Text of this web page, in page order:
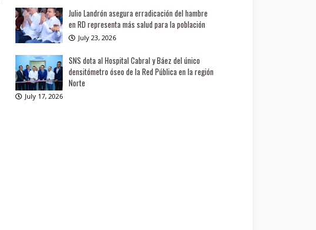
Julio Landrón asegura erradicación del hambre
en RD representa más salud para la población
July 23, 2026
SNS dota al Hospital Cabral y Báez del único
densitómetro óseo de la Red Pública en la región
Norte
July 17, 2026